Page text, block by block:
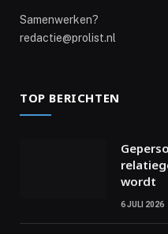
Samenwerken?
redactie@prolist.nl
TOP BERICHTEN
wordt
6 JULI 2026